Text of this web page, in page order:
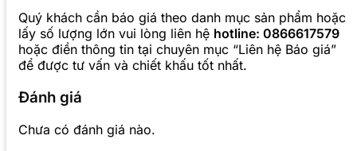
Quý khách cần báo giá theo danh mục sản phẩm hoặc
lấy số lượng lớn vui lòng liên hệ hotline: 0866617579
hoặc điền thông tin tại chuyên mục “Liên hệ Báo giá”
để được tư vấn và chiết khấu tốt nhất.
Đánh giá
Chưa có đánh giá nào.